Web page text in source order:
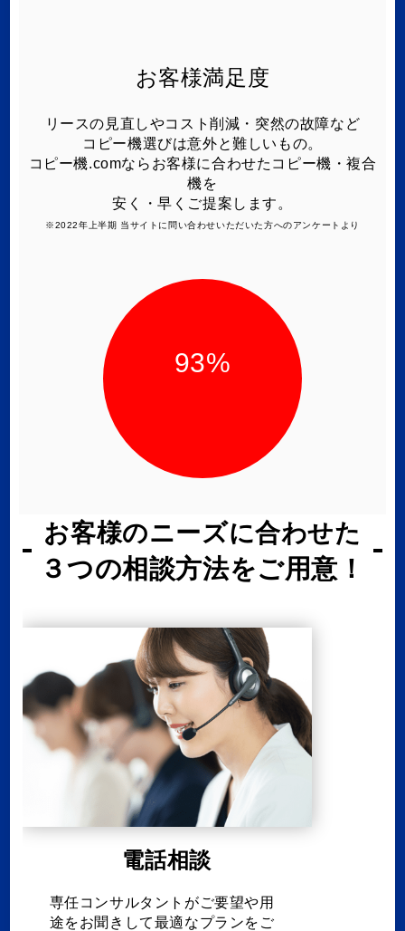
お客様満足度
リースの見直しやコスト削減・突然の故障など
コピー機選びは意外と難しいもの。
コピー機.comならお客様に合わせたコピー機・複合
機を
安く・早くご提案します。
※2022年上半期 当サイトに問い合わせいただいた方へのアンケートより
93%
お客様のニーズに合わせた
３つの相談方法をご用意！
電話相談
専任コンサルタントがご要望や用
途をお聞きして最適なプランをご